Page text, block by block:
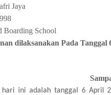
Jaya
Boarding School
dilaksanakan Pada
hari ini adalah tanggal 6 April